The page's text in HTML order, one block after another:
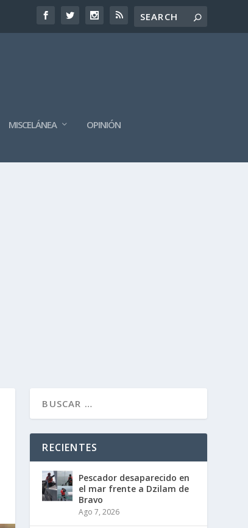
MISCELÁNEA OPINIÓN
RECIENTES
Pescador desaparecido en
el mar frente a Dzilam de
Bravo
Ago 7, 2026